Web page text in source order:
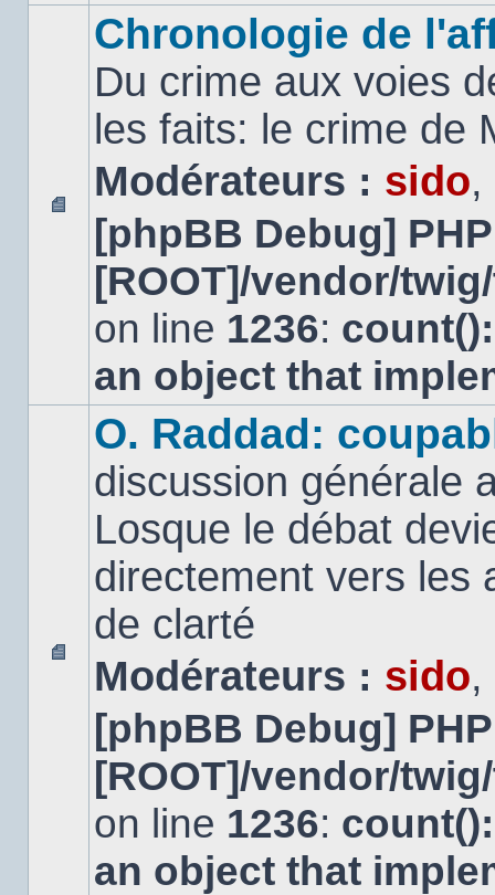
Aucun
message
non
Chronologie de
Du crime aux voies
les faits: le crime de
Modérateurs : sido,
[phpBB Debug]
[ROOT]/vendor/
on line 1236:
an object that
Aucun
message
non
O. Raddad:
discussion générale
Losque le débat
directement vers les
de clarté
Modérateurs : sido,
[phpBB Debug]
[ROOT]/vendor/
on line 1236:
an object that